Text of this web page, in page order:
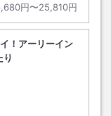
円〜25,810円
！アーリーイン
り